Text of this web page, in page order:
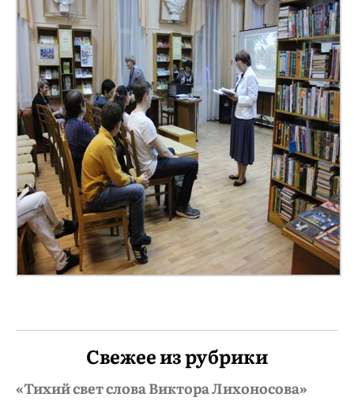
Свежее из рубрики
«Тихий свет слова Виктора Лихоносова»